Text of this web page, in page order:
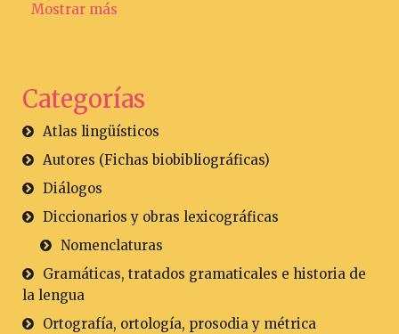
Mostrar más
Categorías
Atlas lingüísticos
Autores (Fichas biobibliográficas)
Diálogos
Diccionarios y obras lexicográficas
Nomenclaturas
Gramáticas, tratados gramaticales e historia de
la lengua
Ortografía, ortología, prosodia y métrica